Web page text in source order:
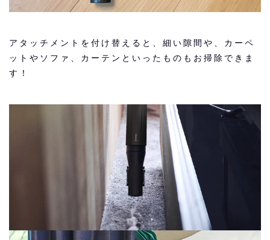
アタッチメントを付け替えると、細い隙間や、カーペ
ットやソファ、カーテンといったものもお掃除できま
す！